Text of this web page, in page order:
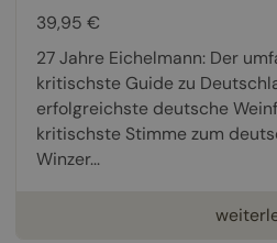
39,95 €
27 Jahre Eichelmann: Der
kritischste Guide zu
erfolgreichste deutsche
kritischste Stimme zum
Winzer...